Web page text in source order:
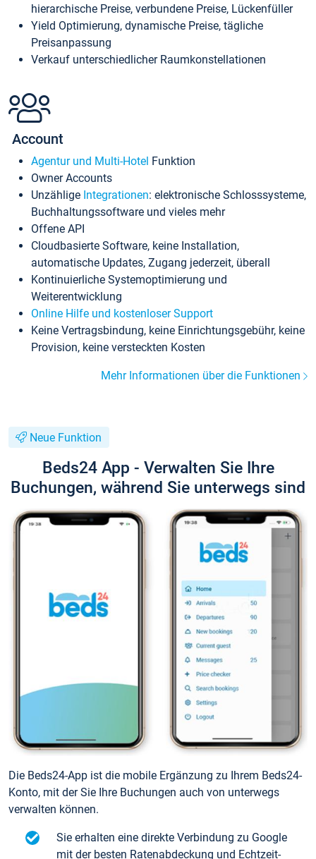
hierarchische Preise, verbundene Preise, Lückenfüller
Yield Optimierung, dynamische Preise, tägliche
Preisanpassung
Verkauf unterschiedlicher Raumkonstellationen
Account
Agentur und Multi-Hotel Funktion
Owner Accounts
Unzählige Integrationen: elektronische Schlosssysteme,
Buchhaltungssoftware und vieles mehr
Offene API
Cloudbasierte Software, keine Installation,
automatische Updates, Zugang jederzeit, überall
Kontinuierliche Systemoptimierung und
Weiterentwicklung
Online Hilfe und kostenloser Support
Keine Vertragsbindung, keine Einrichtungsgebühr, keine
Provision, keine versteckten Kosten
Mehr Informationen über die Funktionen
Neue Funktion
Beds24 App - Verwalten Sie Ihre
Buchungen, während Sie unterwegs sind
Die Beds24-App ist die mobile Ergänzung zu Ihrem Beds24-
Konto, mit der Sie Ihre Buchungen auch von unterwegs
verwalten können.
Sie erhalten eine direkte Verbindung zu Google
mit der besten Ratenabdeckung und Echtzeit-